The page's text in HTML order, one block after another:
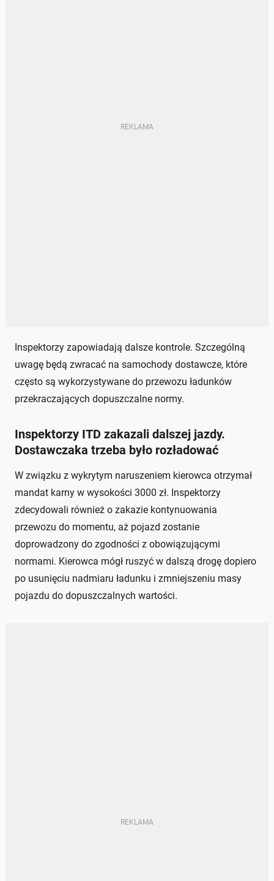
Inspektorzy zapowiadają dalsze kontrole. Szczególną
uwagę będą zwracać na samochody dostawcze, które
często są wykorzystywane do przewozu ładunków
przekraczających dopuszczalne normy.
Inspektorzy ITD zakazali dalszej jazdy.
Dostawczaka trzeba było rozładować
W związku z wykrytym naruszeniem kierowca otrzymał
mandat karny w wysokości 3000 zł. Inspektorzy
zdecydowali również o zakazie kontynuowania
przewozu do momentu, aż pojazd zostanie
doprowadzony do zgodności z obowiązującymi
normami. Kierowca mógł ruszyć w dalszą drogę dopiero
po usunięciu nadmiaru ładunku i zmniejszeniu masy
pojazdu do dopuszczalnych wartości.